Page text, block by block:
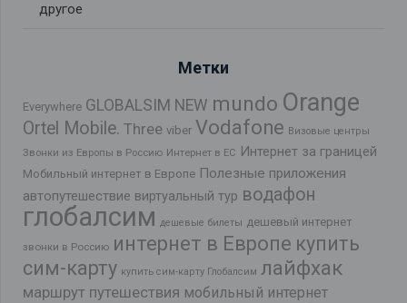
другое
Метки
Everywhere GLOBALSIM NEW mundo Orange
Ortel Mobile. Three viber Vodafone Визовые центры
Звонки из Европы в Россию Интернет в ЕС Интернет за границей
Мобильный интернет в Европе Полезные приложения
автопутешествие виртуальный тур водафон
глобалсим дешевые билеты дешевый интернет
звонки в Россию интернет в Европе купить
сим-карту купить сим-карту Глобалсим лайфхак
маршрут путешествия мобильный интернет